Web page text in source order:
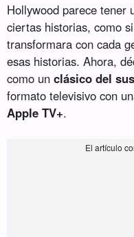
Hollywood parece tener
ciertas historias, como
transformara con cada
esas historias. Ahora,
como unclásico del
formato televisivo con
Apple TV+.